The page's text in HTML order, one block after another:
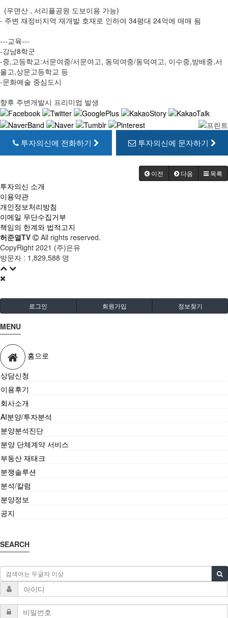
(우면산 , 서리플공원 도보이용 가능)
- 주변 재정비지역 재개발 호재로 인하여 34평대 24억에 매매 됨
---교육---
-강남8학군
-중,고등학교:서문여중/서문여고, 동덕여중/동덕여고, 이수중,방배중,서
울고,상문고등학교 등
-문화예술 중심도시
향후 주변개발시 프리미엄 발생
투자의신에 전화하기 투자의신에 문자하기
이전 다음 목록
투자의신 소개
이용약관
개인정보처리방침
이메일 무단수집거부
책임의 한계와 법적고지
허준열TV
All rights reserved.
CopyRight 2021 (주)은유
방문자 : 1,829,588 명
로그인 회원가입 정보찾기
MENU
홈으로
상담신청
이용후기
회사소개
AI분양/투자분석
분양분석진단
분양 단체계약 서비스
부동산 재태크
분쟁솔루션
분석/칼럼
분양정보
공지
SEARCH